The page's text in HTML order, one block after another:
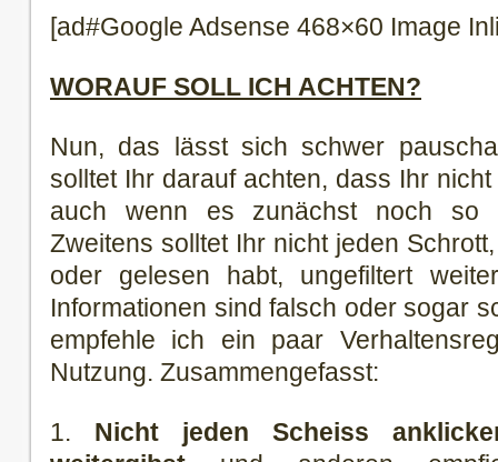
[ad#Google Adsense 468×60 Image
WORAUF SOLL ICH ACHTEN?
Nun, das lässt sich schwer
solltet Ihr darauf achten, dass Ihr
auch wenn es zunächst noch so
Zweitens solltet Ihr nicht jeden
oder gelesen habt, ungefiltert
Informationen sind falsch oder sogar
empfehle ich ein paar
Nutzung. Zusammengefasst:
1. Nicht jeden Scheiss